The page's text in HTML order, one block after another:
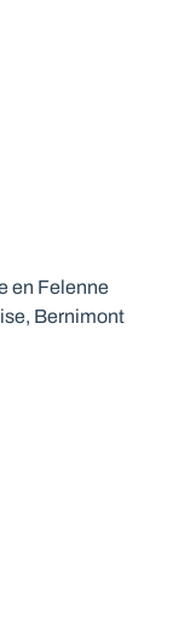
en Felenne
Bernimont